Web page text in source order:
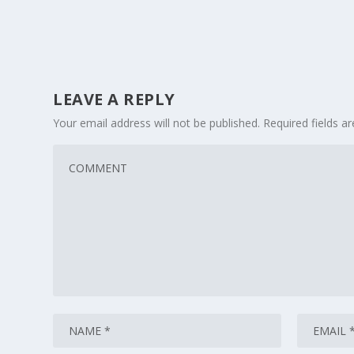
LEAVE A REPLY
Your email address will not be published. Required fields